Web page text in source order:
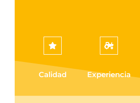
Calidad Experiencia